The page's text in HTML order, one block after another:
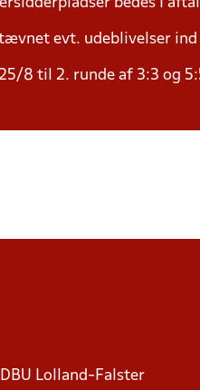
bedes I
evt. udeblivelser ind
8 til 2. runde af 3:3 og
Lolland-Falster